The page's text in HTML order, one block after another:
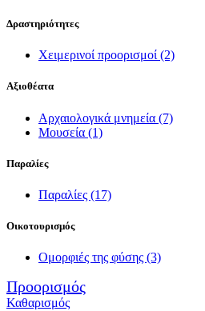
Δραστηριότητες
Χειμερινοί προορισμοί (2)
Αξιοθέατα
Αρχαιολογικά μνημεία (7)
Μουσεία (1)
Παραλίες
Παραλίες (17)
Οικοτουρισμός
Ομορφιές της φύσης (3)
Προορισμός
Καθαρισμός